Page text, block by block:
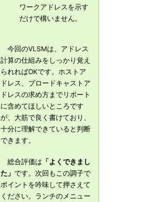
ワークアドレスを示す
だけで構いません。
今回のVLSMは、アドレス
計算の仕組みをしっかり覚え
られればOKです。ホストア
ドレス、ブロードキャストア
ドレスの求め方までリポート
に含めてほしいところです
が、大筋で良く書けており、
十分に理解できていると判断
できます。
総合評価は 「よくできまし
た」 です。次回もこの調子で
ポイントを吟味して押さえて
ください。ランチのメニュー